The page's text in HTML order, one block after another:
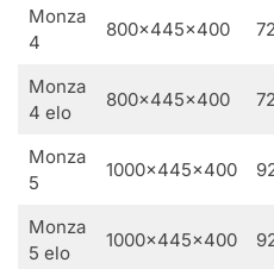
Monza
4
800x445x400
Monza
4 elo
800x445x400
Monza
5
1000x445x400
Monza
5 elo
1000x445x400